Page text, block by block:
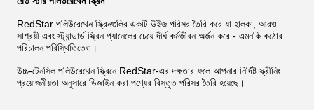
RedStar পলিউরেথেন স্ক্রিনগুলির একটি উইজ পরিসর তৈরি করে যা হালকা, আরও
সাশ্রয়ী এবং স্ট্যান্ডার্ড স্ক্রিন প্যানেলের চেয়ে দীর্ঘ কর্মজীবন অর্জন করে - এমনকি কঠোর
পরিচালন পরিস্থিতিতেও।
উচ্চ-টেনসিল পলিউরেথেন স্ক্রিনে RedStar-এর দক্ষতার ফলে আপনার নির্দিষ্ট স্ক্রীনিং
প্রয়োজনীয়তা অনুসারে ডিজাইন করা পণ্যের বিস্তৃত পরিসর তৈরি হয়েছে।